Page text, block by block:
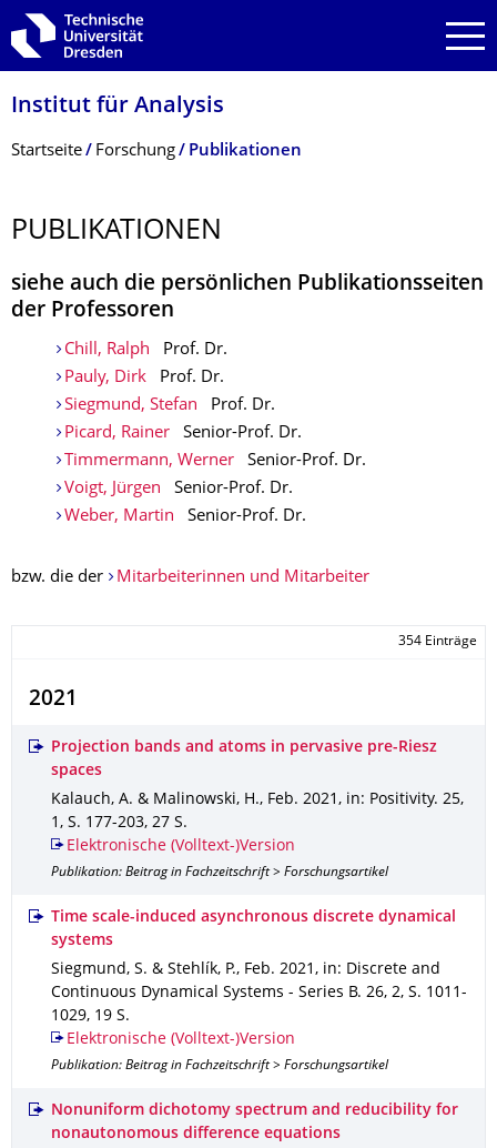
Zur Hauptnavigation springen
Zur Suche springen
Zum Inhalt springen
Institut für Analysis
Breadcrumb-Menü
Startseite Forschung Publikationen
PUBLIKATIONEN
siehe auch die persönlichen Publikationsseiten
der Professoren
Chill, Ralph Prof. Dr.
Pauly, DirkProf. Dr.
Siegmund, Stefan Prof. Dr.
Picard, RainerSenior-Prof. Dr.
Timmermann, WernerSenior-Prof. Dr.
Voigt, Jürgen Senior-Prof. Dr.
Weber, Martin Senior-Prof. Dr.
bzw. die der Mitarbeiterinnen und Mitarbeiter
354 Einträge
2021
Projection bands and atoms in pervasive pre-Riesz
spaces
Kalauch, A. & Malinowski, H., Feb. 2021 , in: Positivity. 25,
1 , S. 177-203, 27 S.
Elektronische (Volltext-)Version
Publikation: Beitrag in Fachzeitschrift > Forschungsartikel
Time scale-induced asynchronous discrete dynamical
systems
Siegmund, S. & Stehlík, P., Feb. 2021 , in: Discrete and
Continuous Dynamical Systems - Series B. 26, 2, S. 1011-
1029, 19 S.
Elektronische (Volltext-)Version
Publikation: Beitrag in Fachzeitschrift > Forschungsartikel
Nonuniform dichotomy spectrum and reducibility for
nonautonomous difference equations